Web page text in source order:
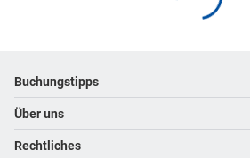
Footer navigation
Buchungstipps
Warum im Reisebüro buchen
Hoteltipps
Über uns
Kontakt
Rechtliches